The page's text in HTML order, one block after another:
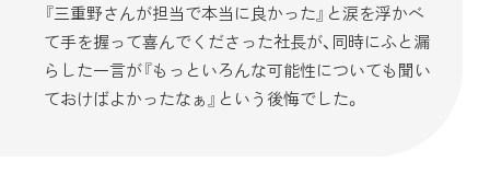
『三重野さんが担当で本当に良かった』と涙を浮かべ
て手を握って喜んでくださった社長が、同時にふと漏
らした一言が『もっといろんな可能性についても聞い
ておけばよかったなぁ』という後悔でした。